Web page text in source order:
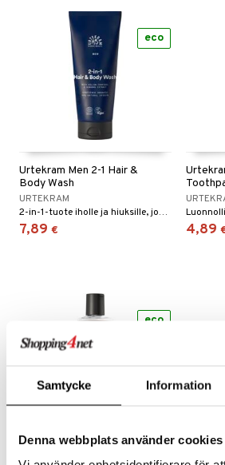
Samtycke Information
Denna webbplats använder cookies
Urtekram Men 2-1 Hair &
Body Wash
URTEKRAM
2-in-1-tuote iholle ja hiuksille, jossa on raikas, maskuliininen tuoksu.
7,89 €
eco
4,89
eco